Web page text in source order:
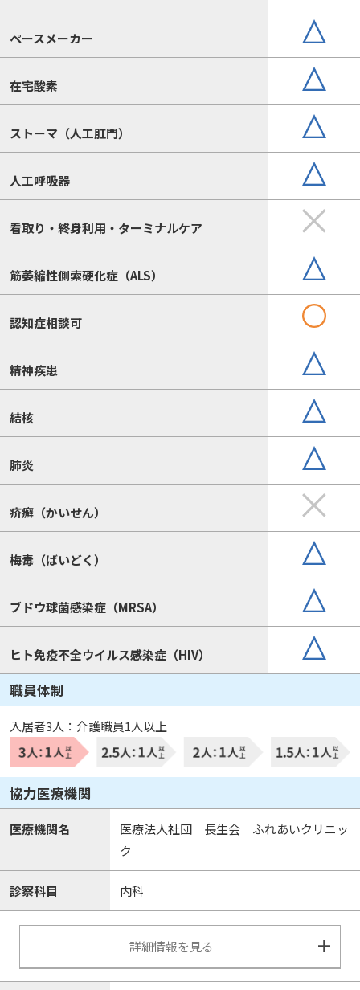
ペースメーカー
在宅酸素
ストーマ（人工肛門）
人工呼吸器
看取り・終身利用・ターミナルケア
筋萎縮性側索硬化症（ALS）
認知症相談可
精神疾患
結核
肺炎
疥癬（かいせん）
梅毒（ばいどく）
ブドウ球菌感染症（MRSA）
ヒト免疫不全ウイルス感染症（HIV）
職員体制
入居者3人：介護職員1人以上
協力医療機関
医療機関名
医療法人社団 長生会 ふれあいクリニッ
ク
診察科目 内科
詳細情報を見る